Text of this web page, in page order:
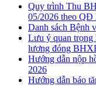
Quy trình Thu
05/2026 theo
Danh sách Bệnh
Lưu ý quan
lương đóng
Hướng dẫn nộp
2026
Hướng dẫn báo